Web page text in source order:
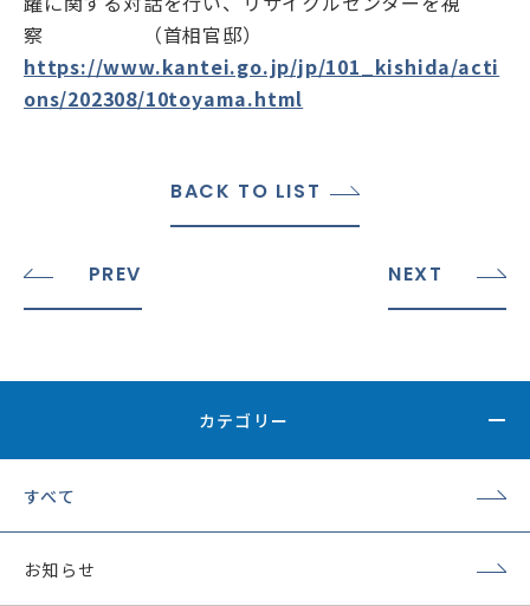
察 （首相官邸）
https://www.kantei.go.jp/jp/101_kishida/acti
ons/202308/10toyama.html
PREV
BACK TO LIST
NEXT
カテゴリー
すべて
お知らせ